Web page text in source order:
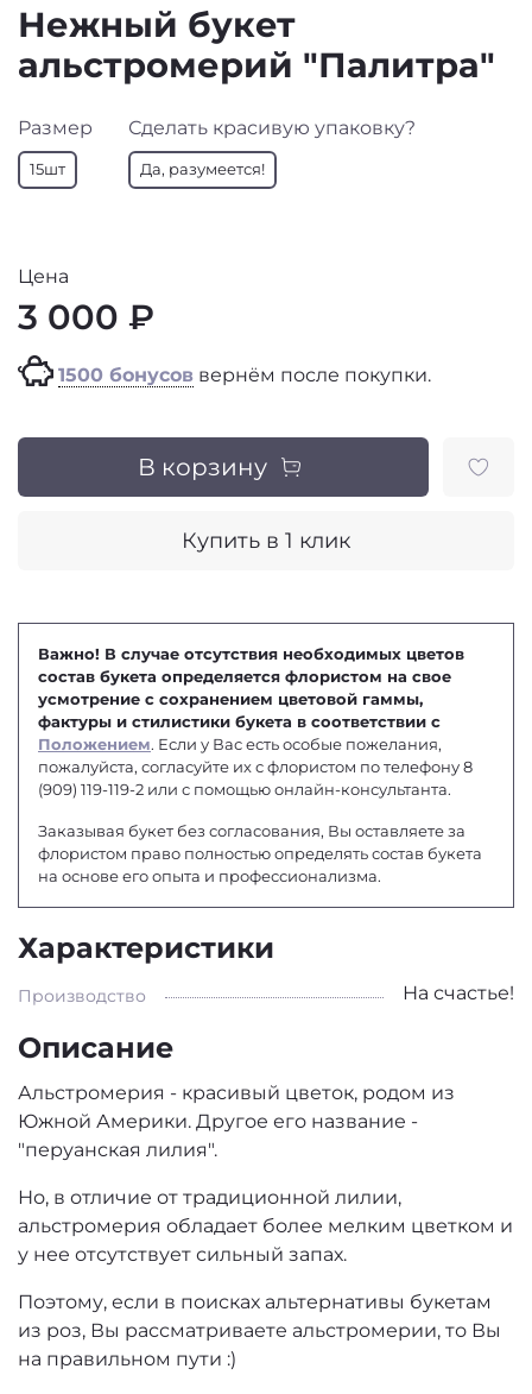
Нежный букет
альстромерий "Палитра"
Размер
15шт
Сделать красивую упаковку?
Да, разумеется!
Цена
3 000 ₽
1500 бонусоввернём после покупки.
В корзину
Купить в 1 клик
Важно! В случае отсутствия необходимых цветов
состав букета определяется флористом на свое
усмотрение с сохранением цветовой гаммы,
фактуры и стилистики букета в соответствии с
Положением. Если у Вас есть особые пожелания,
пожалуйста, согласуйте их с флористом по телефону 8
(909) 119-119-2 или с помощью онлайн-консультанта.
Заказывая букет без согласования, Вы оставляете за
флористом право полностью определять состав букета
на основе его опыта и профессионализма.
Характеристики
Производство На счастье!
Описание
Альстромерия - красивый цветок, родом из
Южной Америки. Другое его название -
"перуанская лилия".
Но, в отличие от традиционной лилии,
альстромерия обладает более мелким цветком и
у нее отсутствует сильный запах.
Поэтому, если в поисках альтернативы букетам
из роз, Вы рассматриваете альстромерии, то Вы
на правильном пути :)